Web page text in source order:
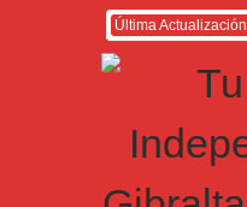
Última Actualización